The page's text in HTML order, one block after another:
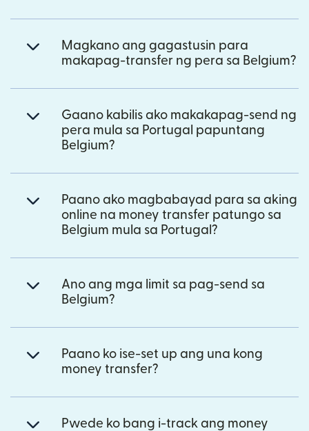
Magkano ang gagastusin para
makapag-transfer ng pera sa Belgium?
Gaano kabilis ako makakapag-send ng
pera mula sa Portugal papuntang
Belgium?
Paano ako magbabayad para sa aking
online na money transfer patungo sa
Belgium mula sa Portugal?
Ano ang mga limit sa pag-send sa
Belgium?
Paano ko ise-set up ang una kong
money transfer?
Pwede ko bang i-track ang money